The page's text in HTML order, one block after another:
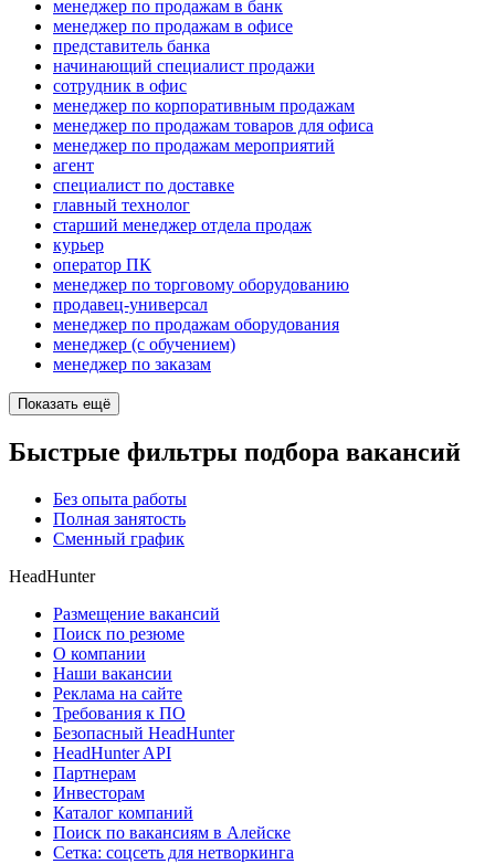
менеджер по продажам в банк
менеджер по продажам в офисе
представитель банка
начинающий специалист продажи
сотрудник в офис
менеджер по корпоративным продажам
менеджер по продажам товаров для офиса
менеджер по продажам мероприятий
агент
специалист по доставке
главный технолог
старший менеджер отдела продаж
курьер
оператор ПК
менеджер по торговому оборудованию
продавец-универсал
менеджер по продажам оборудования
менеджер (с обучением)
менеджер по заказам
Показать ещё
Быстрые фильтры подбора вакансий
Без опыта работы
Полная занятость
Сменный график
HeadHunter
Размещение вакансий
Поиск по резюме
О компании
Наши вакансии
Реклама на сайте
Требования к ПО
Безопасный HeadHunter
HeadHunter API
Партнерам
Инвесторам
Каталог компаний
Поиск по вакансиям в Алейске
Сетка: соцсеть для нетворкинга